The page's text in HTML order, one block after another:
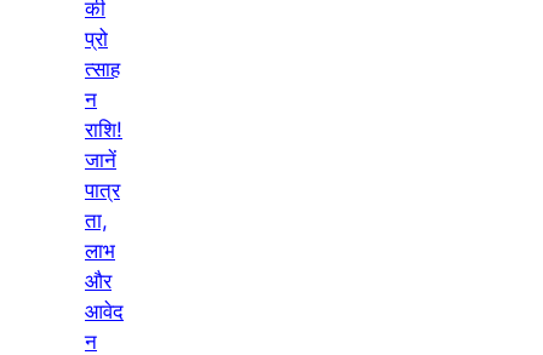
की
प्रो
त्साह
न
राशि!
जानें
पात्र
ता,
लाभ
और
आवेद
न